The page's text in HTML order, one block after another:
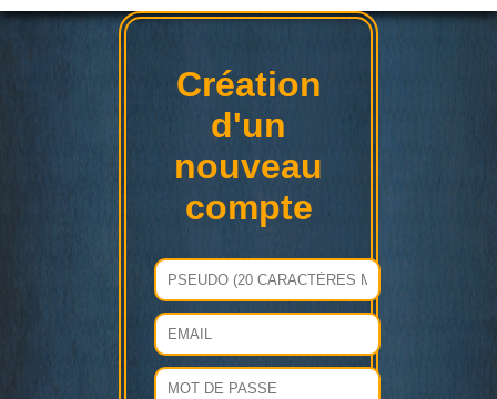
Création
d'un
nouveau
compte